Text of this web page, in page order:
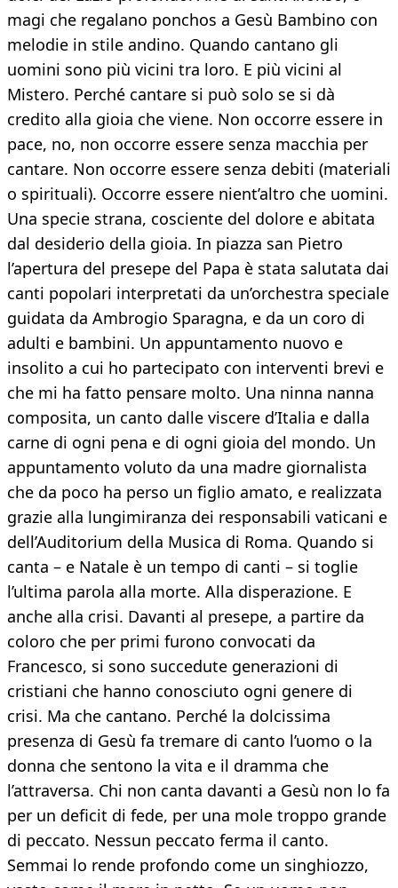
magi che regalano ponchos a Gesù Bambino con
melodie in stile andino. Quando cantano gli
uomini sono più vicini tra loro. E più vicini al
Mistero. Perché cantare si può solo se si dà
credito alla gioia che viene. Non occorre essere in
pace, no, non occorre essere senza macchia per
cantare. Non occorre essere senza debiti (materiali
o spirituali). Occorre essere nient’altro che uomini.
Una specie strana, cosciente del dolore e abitata
dal desiderio della gioia. In piazza san Pietro
l’apertura del presepe del Papa è stata salutata dai
canti popolari interpretati da un’orchestra speciale
guidata da Ambrogio Sparagna, e da un coro di
adulti e bambini. Un appuntamento nuovo e
insolito a cui ho partecipato con interventi brevi e
che mi ha fatto pensare molto. Una ninna nanna
composita, un canto dalle viscere d’Italia e dalla
carne di ogni pena e di ogni gioia del mondo. Un
appuntamento voluto da una madre giornalista
che da poco ha perso un figlio amato, e realizzata
grazie alla lungimiranza dei responsabili vaticani e
dell’Auditorium della Musica di Roma. Quando si
canta – e Natale è un tempo di canti – si toglie
l’ultima parola alla morte. Alla disperazione. E
anche alla crisi. Davanti al presepe, a partire da
coloro che per primi furono convocati da
Francesco, si sono succedute generazioni di
cristiani che hanno conosciuto ogni genere di
crisi. Ma che cantano. Perché la dolcissima
presenza di Gesù fa tremare di canto l’uomo o la
donna che sentono la vita e il dramma che
l’attraversa. Chi non canta davanti a Gesù non lo fa
per un deficit di fede, per una mole troppo grande
di peccato. Nessun peccato ferma il canto.
Semmai lo rende profondo come un singhiozzo,